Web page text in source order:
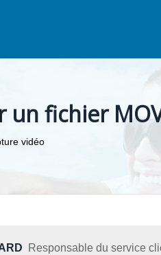
fichier
vidéo
Responsable du service